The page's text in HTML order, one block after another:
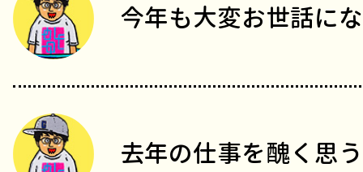
今年も大変お世話に
去年の仕事を醜く思う